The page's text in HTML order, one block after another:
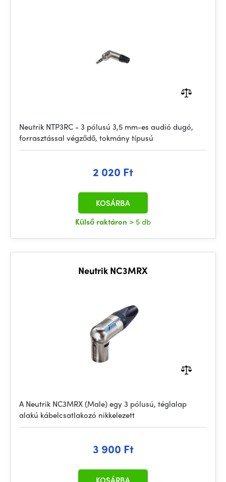
Neutrik NTP3RC - 3 pólusú 3,5 mm-es audió dugó,
forrasztással végződő, tokmány típusú
2 020 Ft
Külső raktáron > 5 db
KOSÁRBA
Neutrik NC3MRX
A Neutrik NC3MRX (Male) egy 3 pólusú, téglalap
alakú kábelcsatlakozó nikkelezett
3 900 Ft